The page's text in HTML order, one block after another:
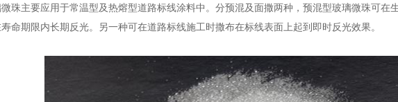
主要应用于常温型及热熔型道路标线涂料中。分预混及面撒两种，预混型玻璃微珠可在
命期限内长期反光。另一种可在道路标线施工时撒布在标线表面上起到即时反光效果。